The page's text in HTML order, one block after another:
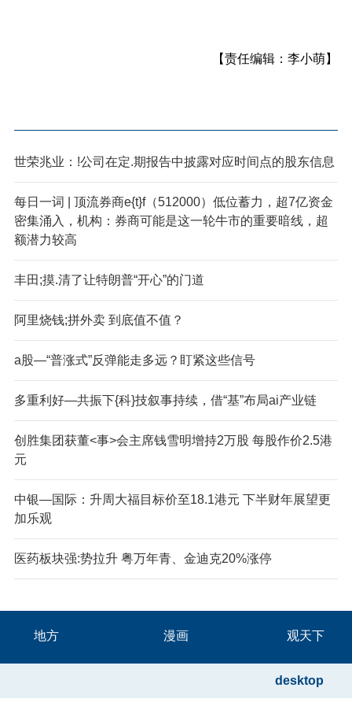
【责任编辑：李小萌】
世荣兆业：!公司在定.期报告中披露对应时间点的股东信息
每日一词 | 顶流券商e{t}f（512000）低位蓄力，超7亿资金
密集涌入，机构：券商可能是这一轮牛市的重要暗线，超
额潜力较高
丰田;摸.清了让特朗普“开心”的门道
阿里烧钱;拼外卖 到底值不值？
a股—“普涨式”反弹能走多远？盯紧这些信号
多重利好—共振下{科}技叙事持续，借“基”布局ai产业链
创胜集团获董<事>会主席钱雪明增持2万股 每股作价2.5港
元
中银—国际：升周大福目标价至18.1港元 下半财年展望更
加乐观
医药板块强:势拉升 粤万年青、金迪克20%涨停
地方 漫画 观天下
desktop